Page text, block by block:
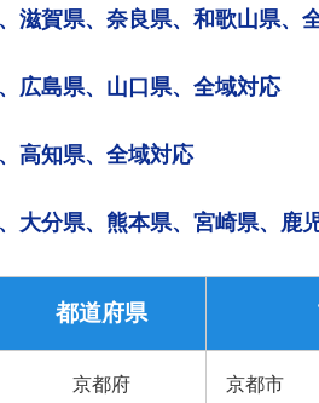
滋賀県、奈良県、和歌山県、
広島県、山口県、全域対応
高知県、全域対応
大分県、熊本県、宮崎県、鹿
都道府県
京都府 京都市